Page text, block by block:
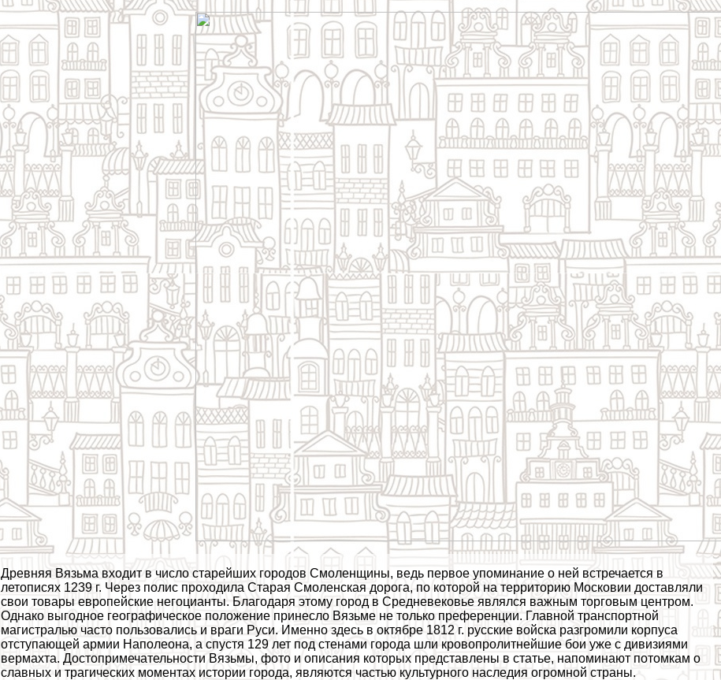
Древняя Вязьма входит в число старейших городов Смоленщины, ведь первое упоминание о ней встречается в
летописях 1239 г. Через полис проходила Старая Смоленская дорога, по которой на территорию Московии доставляли
свои товары европейские негоцианты. Благодаря этому город в Средневековье являлся важным торговым центром.
Однако выгодное географическое положение принесло Вязьме не только преференции. Главной трaнcпортной
магистралью часто пользовались и враги Руси. Именно здесь в октябре 1812 г. русские войска разгромили корпуса
отступающей армии Наполеона, а спустя 129 лет под стенами города шли кровопролитнейшие бои уже с дивизиями
вермахта. Достопримечательности Вязьмы, фото и описания которых представлены в статье, напоминают потомкам о
славных и трагических моментах истории города, являются частью культурного наследия огромной страны.